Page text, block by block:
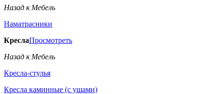
Назад к Мебель
Наматрасники
КреслаПросмотреть
Назад к Мебель
Кресла-стулья
Кресла каминные (с ушами)